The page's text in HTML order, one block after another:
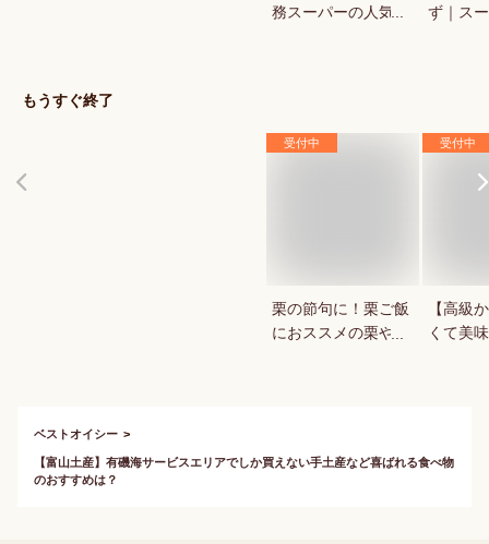
務スーパーの人気商
ず｜ス
もうすぐ終了
受付中
栗の節句に！栗ご飯
におススメの栗や栗
受付中
【高級
くて美
ベストオイシー
【富山土産】有磯海サービスエリアでしか買えない手土産など喜ばれる食べ物
のおすすめは？